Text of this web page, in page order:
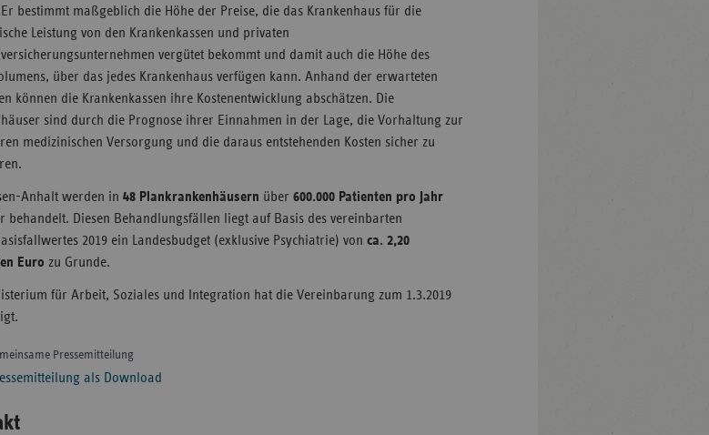
Er bestimmt maßgeblich die Höhe der Preise, die das Krankenhaus für die
Leistung von den Krankenkassen und privaten
vergütet bekommt und damit auch die Höhe des
über das jedes Krankenhaus verfügen kann. Anhand der erwarteten
können die Krankenkassen ihre Kostenentwicklung abschätzen. Die
sind durch die Prognose ihrer Einnahmen in der Lage, die Vorhaltung zur
medizinischen Versorgung und die daraus entstehenden Kosten sicher zu
Anhalt werden in48 Plankrankenhäusern über600.000 Patienten pro Jahr
behandelt. Diesen Behandlungsfällen liegt auf Basis des vereinbarten
2019 ein Landesbudget (exklusive Psychiatrie) vonca. 2,20
Euro zu Grunde.
für Arbeit, Soziales und Integration hat die Vereinbarung zum 1.3.2019
Pressemitteilung
als Download